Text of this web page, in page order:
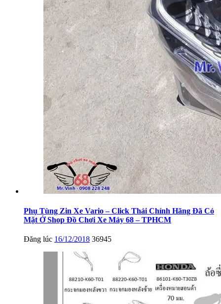
Phụ Tùng Zin Xe Vario – Click Thái Chính Hãng Đã Có
Mặt Ở Shop Đồ Chơi Xe Máy 68 – TPHCM
Đăng lúc 16/12/2018 36945